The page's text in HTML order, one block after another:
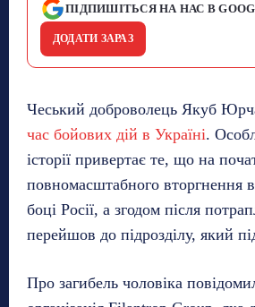
ПІДПИШІТЬСЯ НА НАС В
ДОДАТИ ЗАРАЗ
Чеський доброволець Якуб
час бойових дій в Україні.
історії привертає те, що на
повномасштабного вторгнення
боці Росії, а згодом після
перейшов до підрозділу, який
Про загибель чоловіка